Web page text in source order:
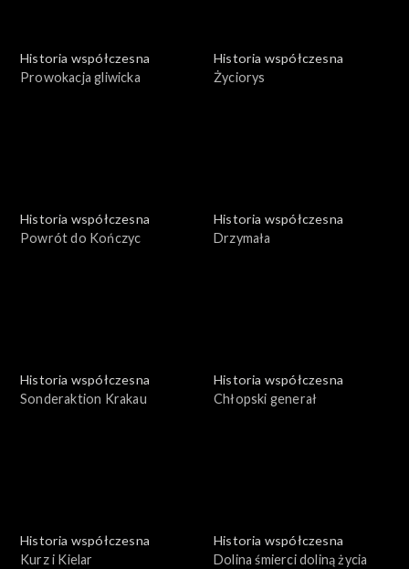
Historia współczesna
Prowokacja gliwicka
Historia współczesna
Życiorys
Historia współczesna
Powrót do Kończyc
Historia współczesna
Drzymała
Historia współczesna
Sonderaktion Krakau
Historia współczesna
Chłopski generał
Historia współczesna
Kurz i Kielar
Historia współczesna
Dolina śmierci doliną życia